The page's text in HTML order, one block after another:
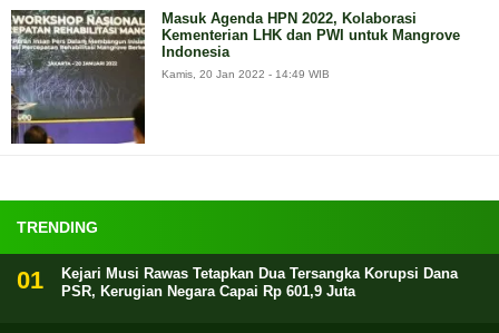
TRENDING
Kejari Musi Rawas Tetapkan Dua Tersangka Korupsi Dana
PSR, Kerugian Negara Capai Rp 601,9 Juta
Masuk Agenda HPN 2022, Kolaborasi
Kementerian LHK dan PWI untuk Mangrove
Indonesia
Kamis, 20 Jan 2022 - 14:49 WIB